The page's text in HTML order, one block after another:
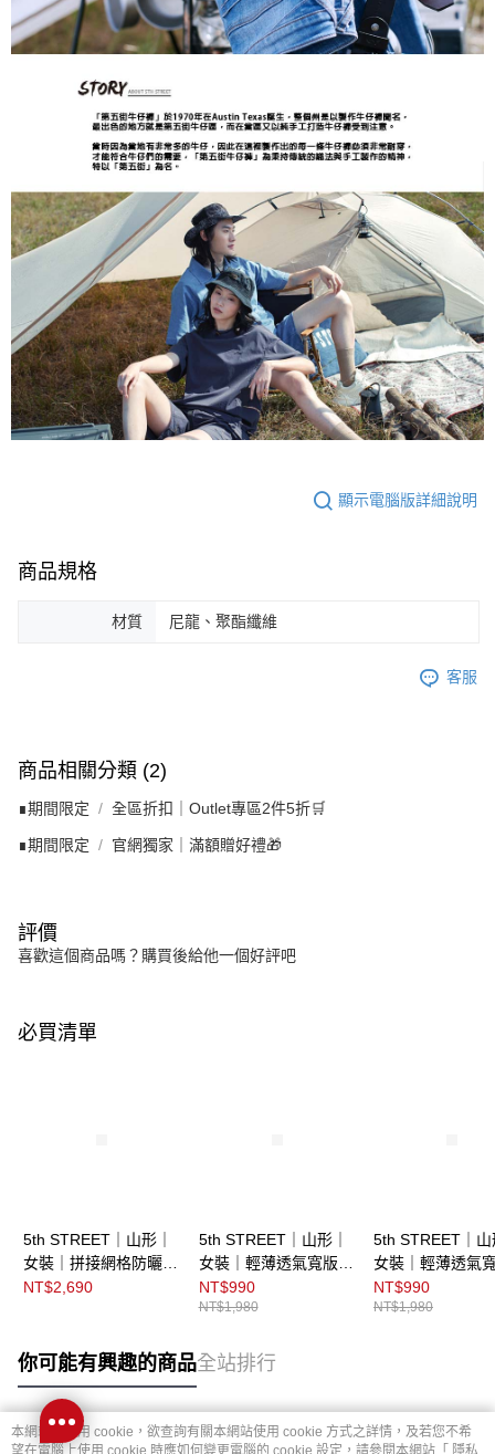
顯示電腦版詳細說明
商品規格
材質 尼龍、聚酯纖維
客服
商品相關分類 (2)
∎期間限定 全區折扣｜Outlet專區2件5折🛒
∎期間限定 官網獨家｜滿額贈好禮🎁
評價
喜歡這個商品嗎？購買後給他一個好評吧
必買清單
5th STREET｜山形｜
女裝｜拼接網格防曬外
套｜紫色
NT$2,690
5th STREET｜山形｜
女裝｜輕薄透氣寬版連
帽防曬外套｜杏色
NT$990
NT$1,980
5th STREET｜山
女裝｜輕薄透氣
帽防曬外套｜黑
NT$990
NT$1,980
你可能有興趣的商品全站排行
熱門標籤
本網站中使用 cookie，欲查詢有關本網站使用 cookie 方式之詳情，及若您不希
望在電腦上使用 cookie 時應如何變更電腦的 cookie 設定，請參閱本網站「 隱私